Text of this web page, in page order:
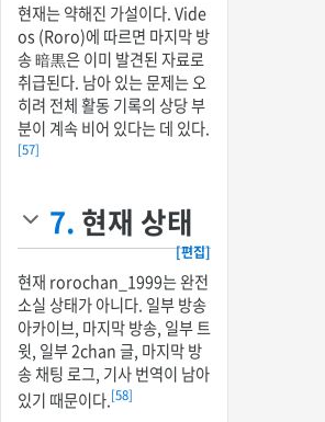
현재는 약해진 가설이다. Vide
os (Roro)에 따르면 마지막 방
송 暗黒은 이미 발견된 자료로
취급된다. 남아 있는 문제는 오
히려 전체 활동 기록의 상당 부
분이 계속 비어 있다는 데 있다.
[57]
7. 현재 상태
[편집]
현재 rorochan_1999는 완전
소실 상태가 아니다. 일부 방송
아카이브, 마지막 방송, 일부 트
윗, 일부 2chan 글, 마지막 방
송 채팅 로그, 기사 번역이 남아
있기 때문이다.[58]